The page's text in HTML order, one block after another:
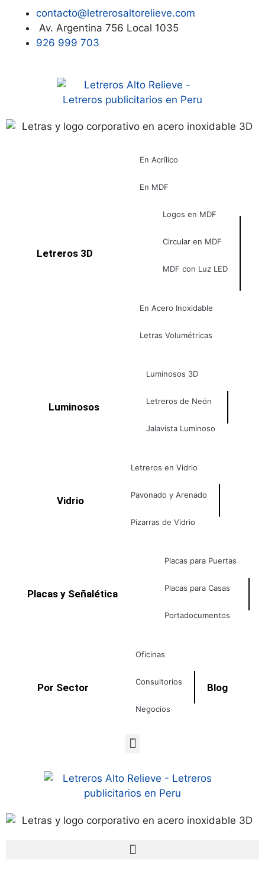
contacto@letrerosaltorelieve.com
Av. Argentina 756 Local 1035
926 999 703
Letreros 3D
En Acrílico
En MDF
Logos en MDF
Circular en MDF
MDF con Luz LED
En Acero Inoxidable
Letras Volumétricas
Luminosos
Luminosos 3D
Letreros de Neón
Jalavista Luminoso
Vidrio
Letreros en Vidrio
Pavonado y Arenado
Pizarras de Vidrio
Placas y Señalética
Placas para Puertas
Placas para Casas
Portadocumentos
Por Sector
Oficinas
Consultorios
Negocios
Blog